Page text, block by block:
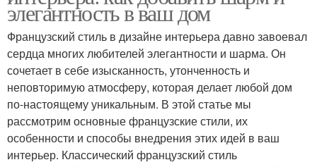
Стиль на современный
дизайн
Нормандский стиль
Стиль в архитектуре
Стиль на мировую
архитектуру
элегантность в ваш дом
Французский стиль в дизайне интерьера давно завоевал
сердца многих любителей элегантности и шарма. Он
сочетает в себе изысканность, утонченность и
неповторимую атмосферу, которая делает любой дом
по-настоящему уникальным. В этой статье мы
рассмотрим основные французские стили, их
особенности и способы внедрения этих идей в ваш
интерьер. Классический французский стиль